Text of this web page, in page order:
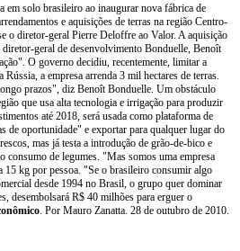
em solo brasileiro ao inaugurar nova fábrica de
e aquisições de terras na região Centro-
o diretor-geral Pierre Deloffre ao Valor. A aquisição
geral de desenvolvimento Bonduelle, Benoît
O governo decidiu, recentemente, limitar a
a empresa arrenda 3 mil hectares de terras.
prazos", diz Benoît Bonduelle. Um obstáculo
que usa alta tecnologia e irrigação para produzir
até 2018, será usada como plataforma de
de oportunidade" e exportar para qualquer lugar do
mas já testa a introdução de grão-de-bico e
consumo de legumes. "Mas somos uma empresa
15 kg por pessoa. "Se o brasileiro consumir algo
desde 1994 no Brasil, o grupo quer dominar
desembolsará R$ 40 milhões para erguer o
. Por Mauro Zanatta. 28 de outubro de 2010.